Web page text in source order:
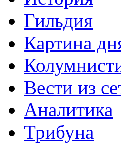
Гильдия
Картина
Вести из
Аналитика
Трибуна